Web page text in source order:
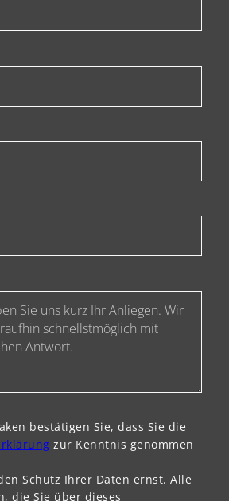
bestätigen Sie, dass Sie die
zur Kenntnis genommen
Schutz Ihrer Daten ernst. Alle
die Sie über dieses